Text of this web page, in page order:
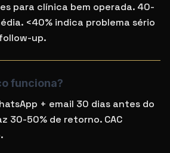
para clínica bem operada. 40-
<40% indica problema sério
up.
funciona?
+ email 30 dias antes do
30-50% de retorno. CAC